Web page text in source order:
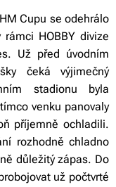
Cupu se odehrálo
HOBBY divize
Už před úvodním
čeká výjimečný
stadionu byla
venku panovaly
příjemně ochladili.
rozhodně chladno
důležitý zápas. Do
už počtvrté